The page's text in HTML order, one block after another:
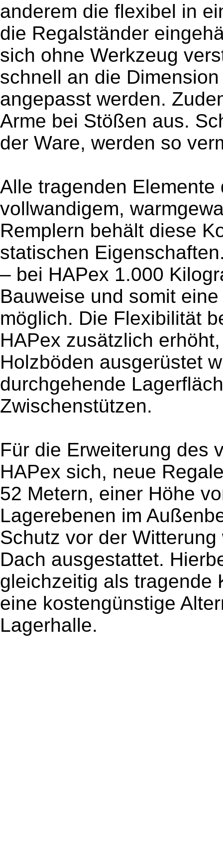
anderem die flexibel in
die Regalständer
sich ohne Werkzeug
schnell an die
angepasst werden.
Arme bei Stößen aus.
der Ware, werden so
Alle tragenden
vollwandigem,
Remplern behält diese
statischen
– bei HAPex 1.000
Bauweise und somit
möglich. Die Flexibilität
HAPex zusätzlich
Holzböden ausgerüstet
durchgehende
Zwischenstützen.
Für die Erweiterung des
HAPex sich, neue
52 Metern, einer Höhe
Lagerebenen im
Schutz vor der
Dach ausgestattet.
gleichzeitig als tragende
eine kostengünstige
Lagerhalle.